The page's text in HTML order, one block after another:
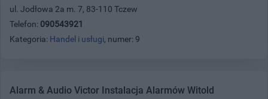
ul. Jodłowa 2a m. 7, 83-110 Tczew
Telefon: 090543921
Kategoria: Handel i usługi, numer: 9
Alarm & Audio Victor Instalacja Alarmów Witold